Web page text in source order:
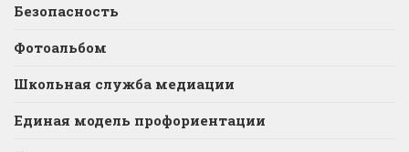
Безопасность
Фотоальбом
Школьная служба медиации
Единая модель профориентации